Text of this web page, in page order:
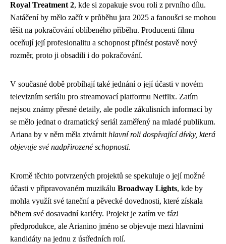
Royal Treatment 2, kde si zopakuje svou roli z prvního dílu.
Natáčení by mělo začít v průběhu jara 2025 a fanoušci se mohou
těšit na pokračování oblíbeného příběhu. Producenti filmu
oceňují její profesionalitu a schopnost přinést postavě nový
rozměr, proto ji obsadili i do pokračování.
V současné době probíhají také jednání o její účasti v novém
televizním seriálu pro streamovací platformu Netflix. Zatím
nejsou známy přesné detaily, ale podle zákulisních informací by
se mělo jednat o dramatický seriál zaměřený na mladé publikum.
Ariana by v něm měla ztvárnithlavní roli dospívající dívky, která
objevuje své nadpřirozené schopnosti.
Kromě těchto potvrzených projektů se spekuluje o její možné
účasti v připravovaném muzikálu Broadway Lights, kde by
mohla využít své taneční a pěvecké dovednosti, které získala
během své dosavadní kariéry. Projekt je zatím ve fázi
předprodukce, ale Arianino jméno se objevuje mezi hlavními
kandidáty na jednu z ústředních rolí.